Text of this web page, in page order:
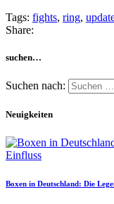
Tags: fights, ring,
Share:
suchen…
Suchen nach:
Neuigkeiten
Boxen in Deutschland: Die